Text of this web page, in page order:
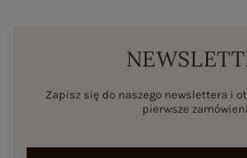
Zapisz się do naszego newslettera i
pierwsze